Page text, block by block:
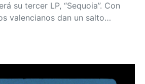
su tercer LP, “Sequoia”. Con
valencianos dan un salto…